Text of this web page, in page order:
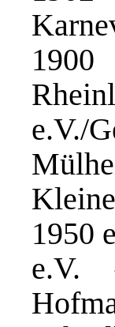
e.V./
1950
e.V.